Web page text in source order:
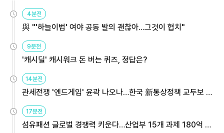
4분전
與 "'하늘이법' 여야 공동 발의 괜찮아…그것이 협치"
9분전
'캐시딜' 캐시워크 돈 버는 퀴즈, 정답은?
14분전
관세전쟁 '엔드게임' 윤곽 나오나…한국 新통상정책 교두보 활
17분전
섬유패션 글로벌 경쟁력 키운다…산업부 15개 과제 180억 지